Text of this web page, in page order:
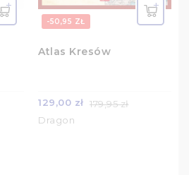
-50,95 ZŁ
Atlas Kresów
129,00 zł 179,95 zł
Dragon